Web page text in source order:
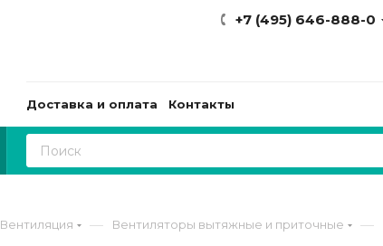
+7 (495) 646-888-0
Доставка и оплата Контакты
Вентиляция — Вентиляторы вытяжные и приточные —